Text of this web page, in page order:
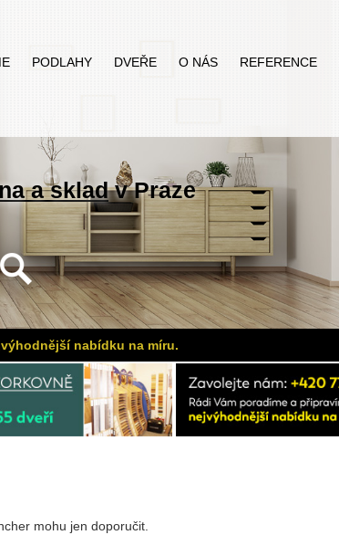
PODLAHY DVEŘE O NÁS REFERENCE
a skladv Praze
nabídku na míru.
mohu jen doporučit.